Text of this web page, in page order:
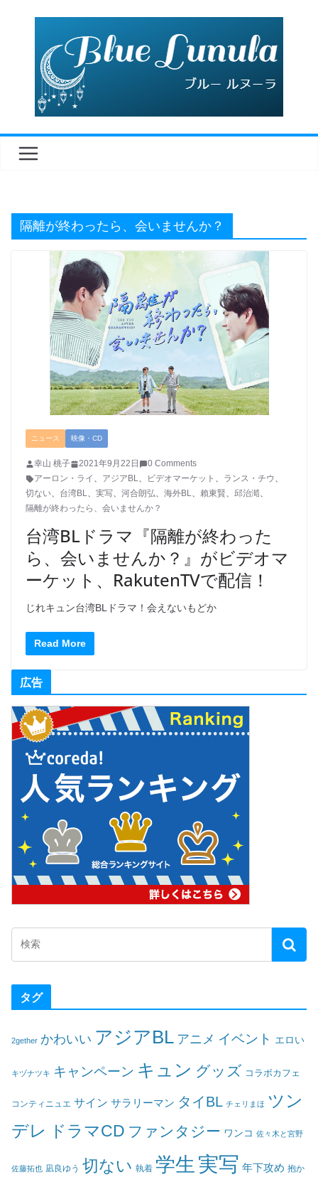
隔離が終わったら、会いませんか？
ニュース 映像・CD
幸山 桃子 2021年9月22日
0 Comments
アーロン・ライ 、 アジアBL、 ビデオマーケット 、 ランス・チウ、
切ない、 台湾BL、 実写、 河合朗弘、 海外BL、 賴東賢、 邱治澔、
隔離が終わったら、会いませんか？
台湾BLドラマ『隔離が終わった
ら、会いませんか？』がビデオマ
ーケット、RakutenTVで配信！
じれキュン台湾BLドラマ！会えないもどか
Read More
広告
タグ
2gether かわいい アジアBL アニメ イベント エロい
キヅナツキ キャンペーン キュン グッズ コラボカフェ
コンティニュエ サイン サラリーマン タイBL チェリまほ ツン
デレ
ドラマCD ファンタジー ワンコ 佐々木と宮野
佐藤拓也 凪良ゆう 切ない 執着 学生 実写 年下攻め 抱か